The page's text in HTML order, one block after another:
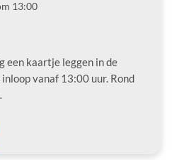
13:00
een kaartje leggen in de
vanaf 13:00 uur. Rond